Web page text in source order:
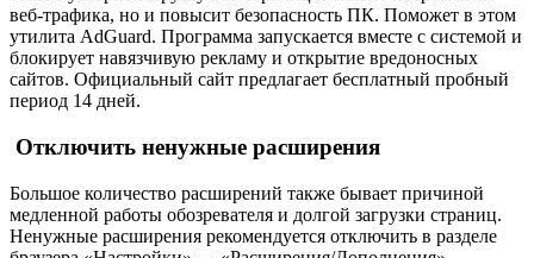
веб-трафика, но и повысит безопасность ПК. Поможет в этом
утилита AdGuard. Программа запускается вместе с системой и
блокирует навязчивую рекламу и открытие вредоносных
сайтов. Официальный сайт предлагает бесплатный пробный
период 14 дней.
Отключить ненужные расширения
Большое количество расширений также бывает причиной
медленной работы обозревателя и долгой загрузки страниц.
Ненужные расширения рекомендуется отключить в разделе